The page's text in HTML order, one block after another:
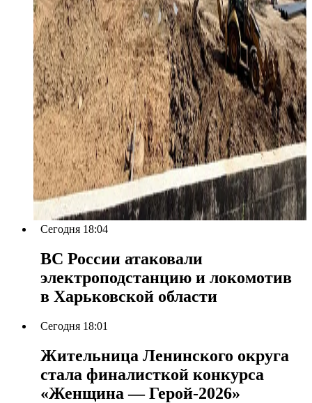
Сегодня 18:04
ВС России атаковали
электроподстанцию и локомотив
в Харьковской области
Сегодня 18:01
Жительница Ленинского округа
стала финалисткой конкурса
«Женщина — Герой-2026»